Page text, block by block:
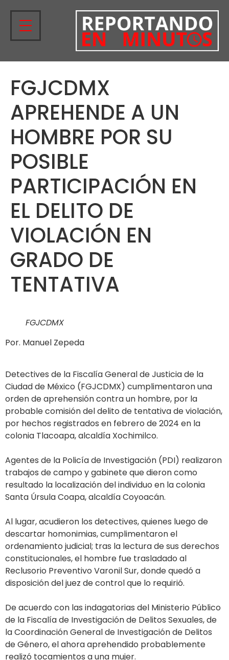
FGJCDMX
APREHENDE A UN
HOMBRE POR SU
POSIBLE
PARTICIPACIÓN EN
EL DELITO DE
VIOLACIÓN EN
GRADO DE
TENTATIVA
FGJCDMX
Por. Manuel Zepeda
Detectives de la Fiscalía General de Justicia de la
Ciudad de México (FGJCDMX) cumplimentaron una
orden de aprehensión contra un hombre, por la
probable comisión del delito de tentativa de violación,
por hechos registrados en febrero de 2024 en la
colonia Tlacoapa, alcaldía Xochimilco.
Agentes de la Policía de Investigación (PDI) realizaron
trabajos de campo y gabinete que dieron como
resultado la localización del individuo en la colonia
Santa Úrsula Coapa, alcaldía Coyoacán.
Al lugar, acudieron los detectives, quienes luego de
descartar homonimias, cumplimentaron el
ordenamiento judicial; tras la lectura de sus derechos
constitucionales, el hombre fue trasladado al
Reclusorio Preventivo Varonil Sur, donde quedó a
disposición del juez de control que lo requirió.
De acuerdo con las indagatorias del Ministerio Público
de la Fiscalía de Investigación de Delitos Sexuales, de
la Coordinación General de Investigación de Delitos
de Género, el ahora aprehendido probablemente
realizó tocamientos a una mujer.